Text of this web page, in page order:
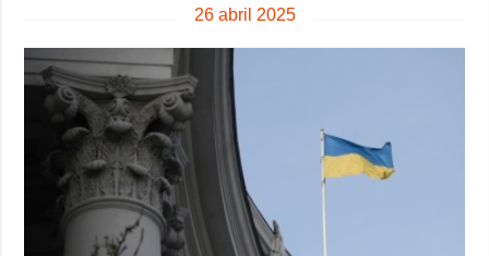
26 abril 2025